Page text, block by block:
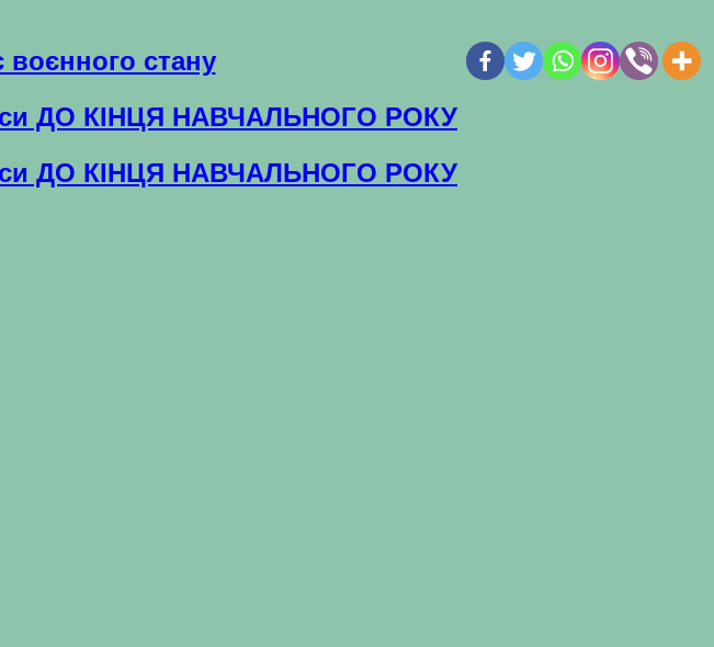
воєнного стану
ДО КІНЦЯ НАВЧАЛЬНОГО РОКУ
ДО КІНЦЯ НАВЧАЛЬНОГО РОКУ